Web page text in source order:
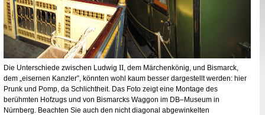
Die Unterschiede zwischen Ludwig II , dem Märchenkönig, und Bismarck,
dem „eisernen Kanzler”, könnten wohl kaum besser dargestellt werden: hier
Prunk und Pomp, da Schlichtheit. Das Foto zeigt eine Montage des
berühmten Hofzugs und von Bismarcks Waggon im DB–Museum in
Nürnberg. Beachten Sie auch den nicht diagonal abgewinkelten